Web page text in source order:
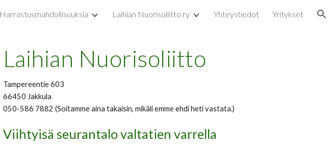
Skip to navigation
Harrastusmahdollisuuksia Laihian Nuorisoliitto ry Yhteystiedot Yritykset
Laihian Nuorisoliitto
Tampereentie 603
66450 Jakkula
050-586 7882 (Soitamme aina takaisin, mikäli emme ehdi heti vastata.)
Viihtyisä seurantalo valtatien varrella